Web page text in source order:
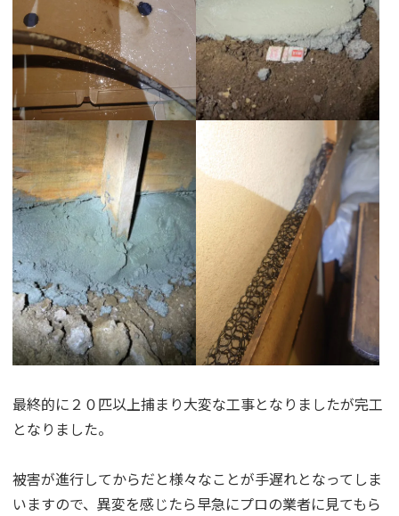
最終的に２０匹以上捕まり大変な工事となりましたが完工
となりました。
被害が進行してからだと様々なことが手遅れとなってしま
いますので、異変を感じたら早急にプロの業者に見てもら